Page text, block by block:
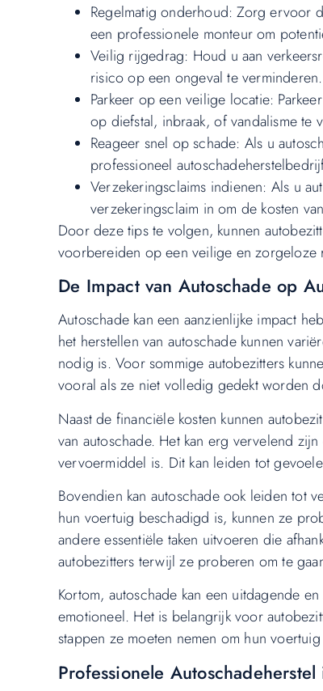
Regelmatig onderhoud: Zorg ervoor
een professionele monteur om
Veilig rijgedrag: Houd u aan
risico op een ongeval te verminderen.
Parkeer op een veilige locatie:
op diefstal, inbraak, of vandalisme te
Reageer snel op schade: Als u
professioneel
Verzekeringsclaims indienen: Als u
verzekeringsclaim in om de kosten
Door deze tips te volgen, kunnen
voorbereiden op een veilige en zorgeloze
De Impact van Autoschade op
Autoschade kan een aanzienlijke impact
het herstellen van autoschade kunnen
nodig is. Voor sommige autobezitters
vooral als ze niet volledig gedekt worden
Naast de financiële kosten kunnen
van autoschade. Het kan erg vervelend
vervoermiddel is. Dit kan leiden tot
Bovendien kan autoschade ook leiden tot
hun voertuig beschadigd is, kunnen ze
andere essentiële taken uitvoeren die
autobezitters terwijl ze proberen om te
Kortom, autoschade kan een uitdagende
emotioneel. Het is belangrijk voor
stappen ze moeten nemen om hun
Professionele